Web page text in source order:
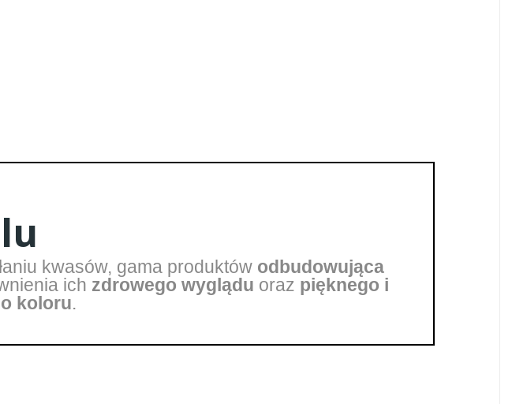
kwasów, gama produktów odbudowująca
ich zdrowego wyglądu oraz pięknego i
koloru.